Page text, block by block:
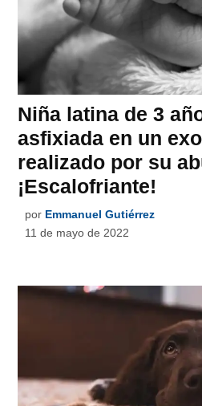
Niña latina de 3
asfixiada en un
realizado por su
¡Escalofriante!
por Emmanuel Gutiérrez
11 de mayo de 2022